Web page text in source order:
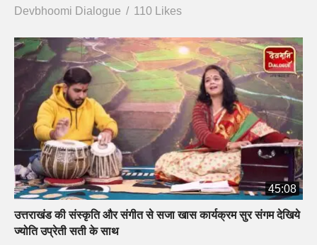
Devbhoomi Dialogue
110 Likes
45:08
उत्तराखंड की संस्कृति और संगीत से सजा खास कार्यक्रम सुर संगम देखिये
ज्योति उप्रेती सती के साथ